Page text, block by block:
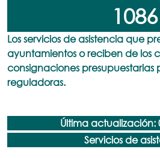
1086
Los servicios de asistencia que
ayuntamientos o reciben de los
consignaciones presupuestarias
reguladoras.
Última actualización:
Servicios de